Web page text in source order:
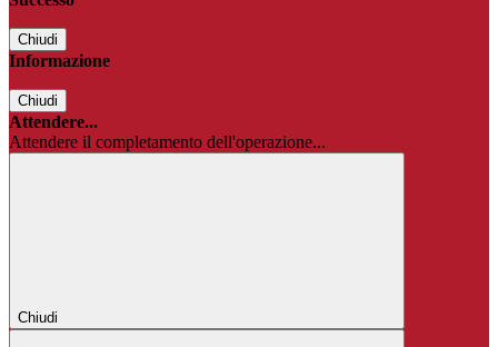
Chiudi
Informazione
Chiudi
Attendere...
Attendere il completamento dell'operazione...
Chiudi